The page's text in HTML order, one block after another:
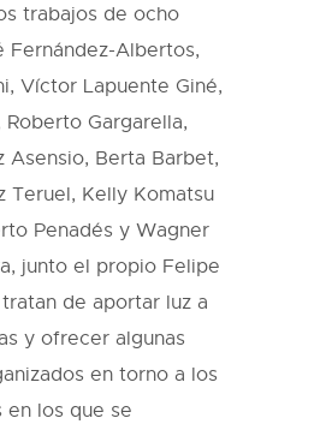
trabajos de ocho
Fernández-Albertos,
Víctor Lapuente Giné,
Roberto Gargarella,
Asensio, Berta Barbet,
Teruel, Kelly Komatsu
Penadés y Wagner
junto el propio Felipe
de aportar luz a
y ofrecer algunas
en torno a los
en los que se